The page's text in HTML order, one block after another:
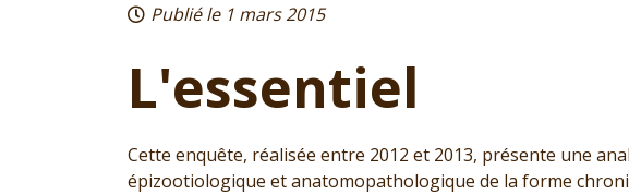
Publié le 1 mars 2015
L'essentiel
Cette enquête, réalisée entre 2012 et 2013, présente une
épizootiologique et anatomopathologique de la forme